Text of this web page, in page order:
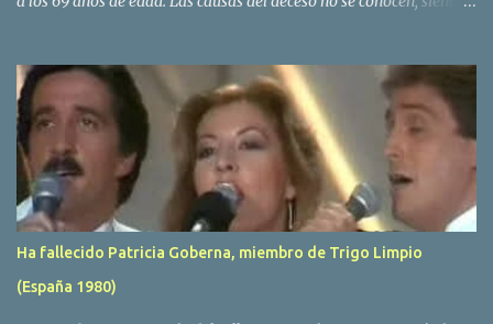
traves de las redes sociales. Nacido en Tolosa en 1951, durante su
epoca universitaria en la carrera de empresariales conoció al
estudiante de medicina Luis Villar, comenzando a actuar
juntos,Santos a la guitarra y Villar al piano, sin atreverse a dar el
salto al mercado profesional. Sin embargo esto cambió gracias a la
propia Amaia Saizar, que tras su abandono de Trigo Limpio,
recibió por parte de la discografica Hispavox el encargo de crear
un nuevo grupo, reclutando al duo de amigos y a la ex modelo
Yolanda Hoyos. Con los cuatro surgió en el año 1982 el grupo
Ha fallecido Patricia Goberna, miembro de Trigo Limpio
(España 1980)